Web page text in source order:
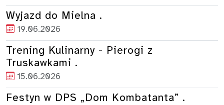
Wyjazd do Mielna .
19.06.2026
Trening Kulinarny - Pierogi z
Truskawkami .
15.06.2026
Festyn w DPS „Dom Kombatanta” .